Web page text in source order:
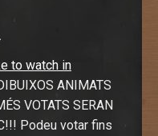
to watch in
ANIMATS
VOTATS SERAN
Podeu votar fins